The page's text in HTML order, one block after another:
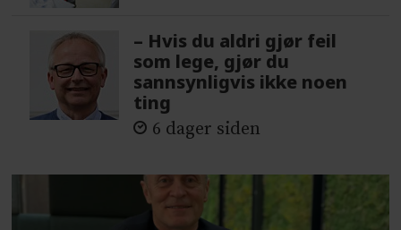
– Hvis du aldri gjør feil
som lege, gjør du
sannsynligvis ikke noen
ting
6 dager siden